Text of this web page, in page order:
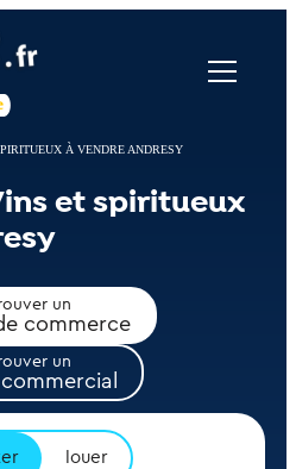
À VENDRE ANDRESY
et spiritueux
un
commerce
un
louer